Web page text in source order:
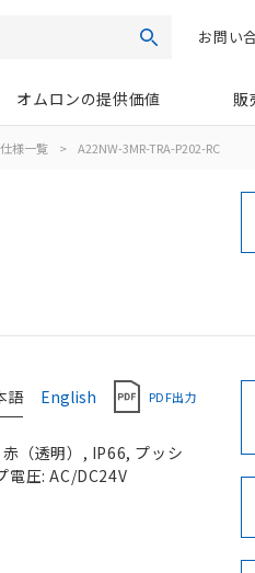
検索お問い
オムロンの提供価値 販
様一覧 > A22NW-3MR-TRA-P202-RC
語 English PDF出力
（透明）, IP66, プッシ
電圧: AC/DC24V